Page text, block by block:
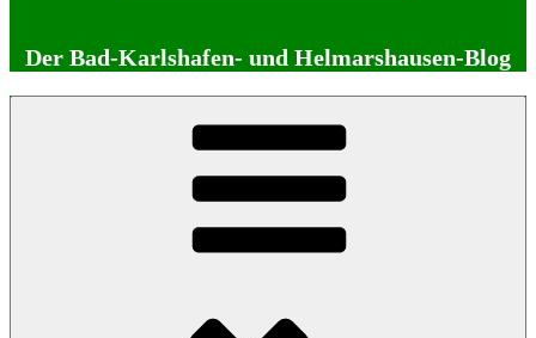
Der Bad-Karlshafen- und Helmarshausen-Blog